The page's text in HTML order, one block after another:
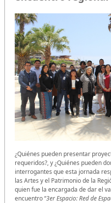
¿Quiénes pueden presentar
requeridos?, y ¿Quiénes pueden
interrogantes que esta jornada
las Artes y el Patrimonio de la
quien fue la encargada de dar el
encuentro “3er Espacio: Red de